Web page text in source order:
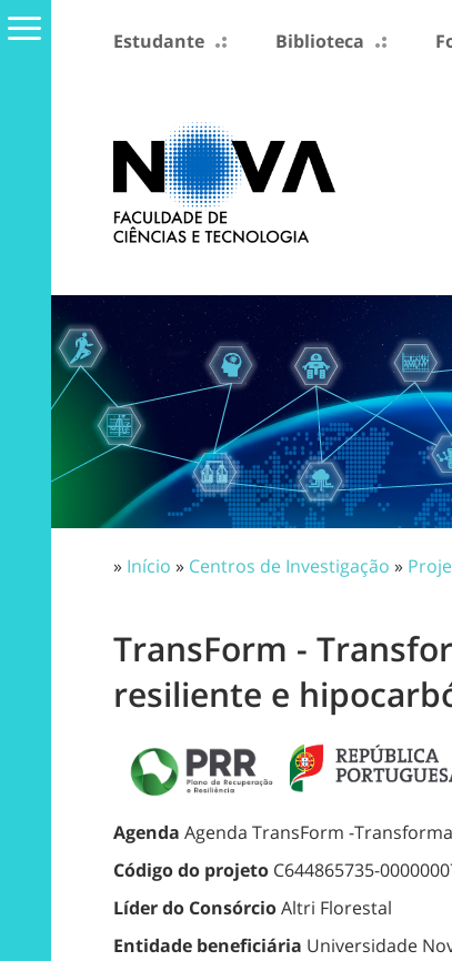
Estudante Biblioteca
» Início » Centros de Investigação »
TransForm -
resiliente e
Agenda Agenda TransForm -
Código do projeto C644865735-
Líder do ConsórcioAltri Florestal
Entidade beneficiária Universidade